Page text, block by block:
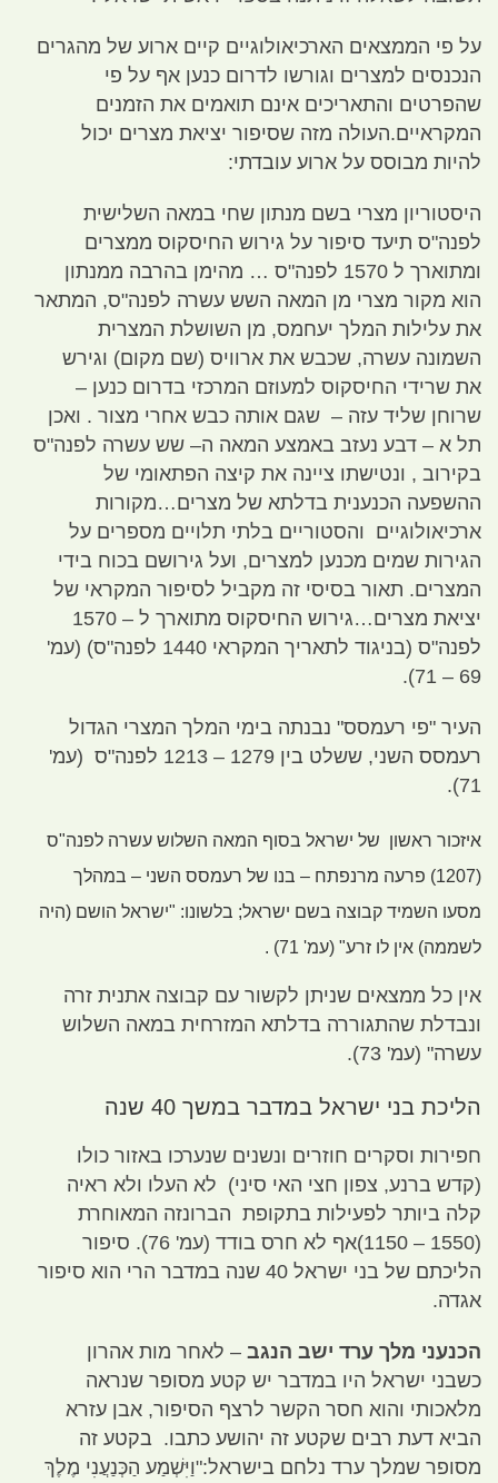
על פי הממצאים הארכיאולוגיים קיים ארוע של מהגרים
הנכנסים למצרים וגורשו לדרום כנען אף על פי
שהפרטים והתאריכים אינם תואמים את הזמנים
המקראיים.העולה מזה שסיפור יציאת מצרים יכול
להיות מבוסס על ארוע עובדתי:
היסטוריון מצרי בשם מנתון שחי במאה השלישית
לפנה"ס תיעד סיפור על גירוש החיסקוס ממצרים
ומתוארך ל 1570 לפנה"ס … מהימן בהרבה ממנתון
הוא מקור מצרי מן המאה השש עשרה לפנה"ס, המתאר
את עלילות המלך יעחמס, מן השושלת המצרית
השמונה עשרה, שכבש את ארוויס (שם מקום) וגירש
את שרידי החיסקוס למעוזם המרכזי בדרום כנען –
שרוחן שליד עזה – שגם אותה כבש אחרי מצור . ואכן
תל א – דבע נעזב באמצע המאה ה– שש עשרה לפנה"ס
בקירוב , ונטישתו ציינה את קיצה הפתאומי של
ההשפעה הכנענית בדלתא של מצרים…מקורות
ארכיאולוגיים והסטוריים בלתי תלויים מספרים על
הגירות שמים מכנען למצרים, ועל גירושם בכוח בידי
המצרים. תאור בסיסי זה מקביל לסיפור המקראי של
יציאת מצרים…גירוש החיסקוס מתוארך ל – 1570
לפנה"ס (בניגוד לתאריך המקראי 1440 לפנה"ס) (עמ'
69 – 71).
העיר "פי רעמסס" נבנתה בימי המלך המצרי הגדול
רעמסס השני, ששלט בין 1279 – 1213 לפנה"ס (עמ'
71).
איזכור ראשון של ישראל בסוף המאה השלוש עשרה לפנה"ס
(1207)
פרעה מרנפתח – בנו של רעמסס השני – במהלך
מסעו השמיד קבוצה בשם ישראל; בלשונו: "ישראל הושם (היה
לשממה) אין לו זרע" (עמ' 71) .
אין כל ממצאים שניתן לקשור עם קבוצה אתנית זרה
ונבדלת שהתגוררה בדלתא המזרחית במאה השלוש
עשרה" (עמ' 73).
הליכת בני ישראל במדבר במשך 40 שנה
חפירות וסקרים חוזרים ונשנים שנערכו באזור כולו
(קדש ברנע, צפון חצי האי סיני) לא העלו ולא ראיה
קלה ביותר לפעילות בתקופת הברונזה המאוחרת
(1550 – 1150)
אף לא חרס בודד (עמ' 76).
סיפור
הליכתם של בני ישראל 40 שנה במדבר הרי הוא סיפור
אגדה.
הכנעני מלך ערד ישב הנגב – לאחר מות אהרון
כשבני ישראל היו במדבר יש קטע מסופר שנראה
מלאכותי והוא חסר הקשר לרצף הסיפור, אבן עזרא
הביא דעת רבים שקטע זה יהושע כתבו. בקטע זה
מסופר שמלך ערד נלחם בישראל:"וַיִּשְׁמַע הַכְּנַעֲנִי מֶלֶךְ